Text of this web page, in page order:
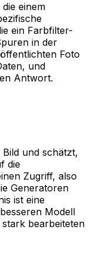
einem
ein Farbfilter-
in der
Foto
und
Antwort.
und schätzt,
die
Zugriff, also
Generatoren
ist eine
Modell
bearbeiteten